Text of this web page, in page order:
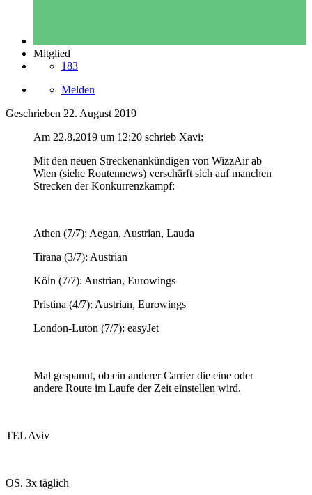
Mitglied
183
Melden
Geschrieben 22. August 2019
Am 22.8.2019 um 12:20 schrieb Xavi:
Mit den neuen Streckenankündigen von WizzAir ab
Wien (siehe Routennews) verschärft sich auf manchen
Strecken der Konkurrenzkampf:
Athen (7/7): Aegan, Austrian, Lauda
Tirana (3/7): Austrian
Köln (7/7): Austrian, Eurowings
Pristina (4/7): Austrian, Eurowings
London-Luton (7/7): easyJet
Mal gespannt, ob ein anderer Carrier die eine oder
andere Route im Laufe der Zeit einstellen wird.
TEL Aviv
OS. 3x täglich